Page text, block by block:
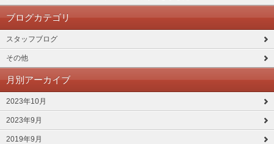
ブログカテゴリ
スタッフブログ
その他
月別アーカイブ
2023年10月
2023年9月
2019年9月